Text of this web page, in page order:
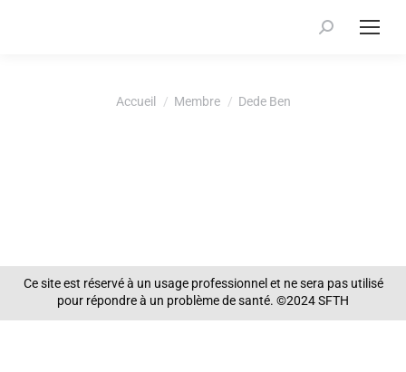
Recherche
Accueil Membre Dede Ben
Ce site est réservé à un usage professionnel et ne sera pas utilisé
pour répondre à un problème de santé. ©2024 SFTH